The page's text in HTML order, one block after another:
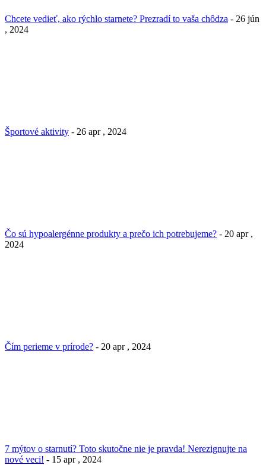
Chcete vedieť, ako rýchlo starnete? Prezradí to vaša chôdza - 26 jún
, 2024
Športové aktivity - 26 apr , 2024
Čo sú hypoalergénne produkty a prečo ich potrebujeme? - 20 apr ,
2024
Čím perieme v prírode? - 20 apr , 2024
7 mýtov o starnutí? Toto skutočne nie je pravda! Nerezignujte na
nové veci! - 15 apr , 2024